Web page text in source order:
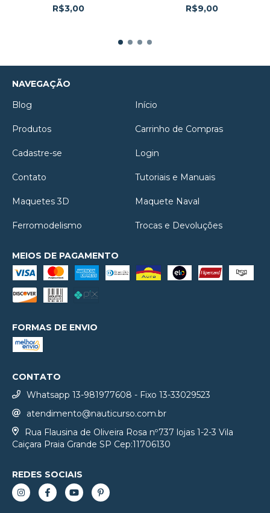
R$3,00 R$9,00
NAVEGAÇÃO
Blog
Início
Produtos Carrinho de Compras
Cadastre-se Login
Contato Tutoriais e Manuais
Maquetes 3D Maquete Naval
Ferromodelismo Trocas e Devoluções
MEIOS DE PAGAMENTO
FORMAS DE ENVIO
CONTATO
Whatsapp 13-981977608 - Fixo 13-33029523
atendimento@nauticurso.com.br
Rua Flausina de Oliveira Rosa nº737 lojas 1-2-3 Vila
Caiçara Praia Grande SP Cep:11706130
REDES SOCIAIS